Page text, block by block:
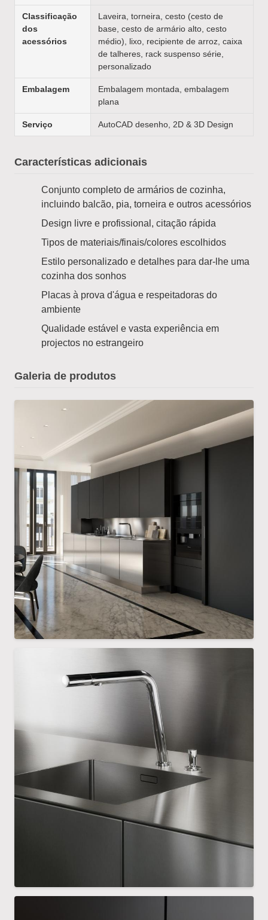
Classificação
dos
acessórios
Laveira, torneira, cesto (cesto de
base, cesto de armário alto, cesto
médio), lixo, recipiente de arroz, caixa
de talheres, rack suspenso série,
personalizado
Embalagem
Embalagem montada, embalagem
plana
Serviço AutoCAD desenho, 2D & 3D Design
Características adicionais
Conjunto completo de armários de cozinha,
incluindo balcão, pia, torneira e outros acessórios
Design livre e profissional, citação rápida
Tipos de materiais/finais/colores escolhidos
Estilo personalizado e detalhes para dar-lhe uma
cozinha dos sonhos
Placas à prova d'água e respeitadoras do
ambiente
Qualidade estável e vasta experiência em
projectos no estrangeiro
Galeria de produtos